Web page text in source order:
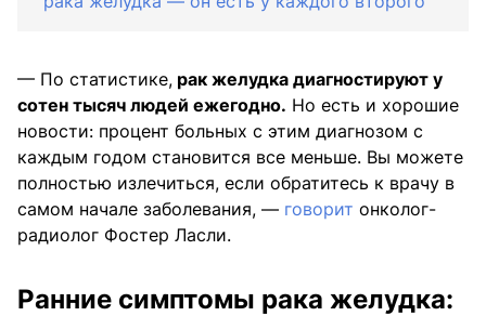
— По статистике, рак желудка диагностируют у
сотен тысяч людей ежегодно. Но есть и хорошие
новости: процент больных с этим диагнозом с
каждым годом становится все меньше. Вы можете
полностью излечиться, если обратитесь к врачу в
самом начале заболевания, — говорит онколог-
радиолог Фостер Ласли.
Ранние симптомы рака желудка: